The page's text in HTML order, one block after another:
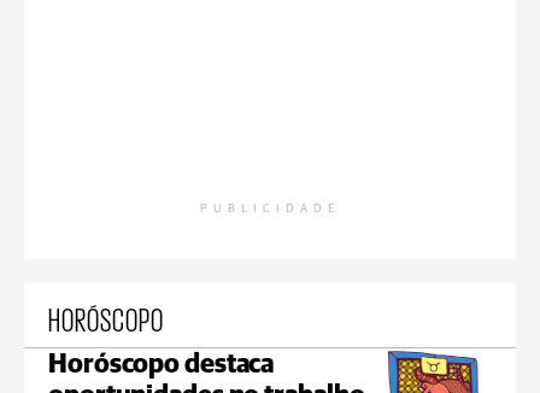
PUBLICIDADE
HORÓSCOPO
Horóscopo destaca